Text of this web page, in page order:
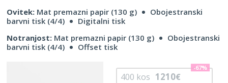
Ovitek: Mat premazni papir (130 g)
Obojestranski
barvni tisk (4/4)
Digitalni tisk
Notranjost: Mat premazni papir (130 g)
Obojestranski
barvni tisk (4/4)
Offset tisk
400 kos 1210€
-67%